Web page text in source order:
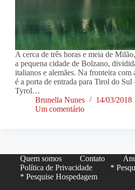
A cerca de três horas e meia de
a pequena cidade de Bolzano,
italianos e alemães. Na fronteira com
é a porta de entrada para Tirol do Sul
Tyrol…
Brunella Nunes
14/03/2018
Um comentário
Quem somos Contato
Política de Privacidade
*
* Pesquise Hospedagem